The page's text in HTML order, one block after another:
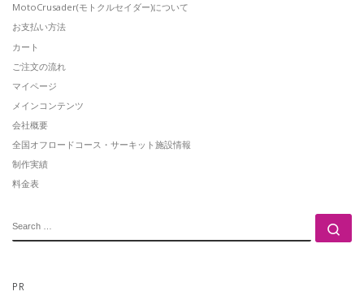
MotoCrusader(モトクルセイダー)について
お支払い方法
カート
ご注文の流れ
マイページ
メインコンテンツ
会社概要
全国オフロードコース・サーキット施設情報
制作実績
料金表
PR